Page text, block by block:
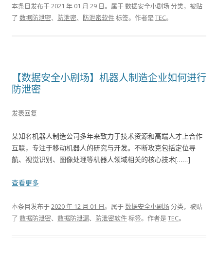
本条目发布于2021 年 01 月 29 日。属于数据安全小剧场分类，被贴
了 数据防泄密、 防泄密、 防泄密软件标签。 作者是TEC。
【数据安全小剧场】机器人制造企业如何进行
防泄密
发表回复
某知名机器人制造公司多年来致力于技术资源和高端人才上合作
互联，专注于移动机器人的研究与开发。不断攻克包括定位导
航、视觉识别、图像处理等机器人领域相关的核心技术[……]
查看更多
本条目发布于2020 年 12 月 01 日。属于数据安全小剧场分类，被贴
了 数据防泄密、 数据防泄漏、 防泄密软件标签。 作者是TEC。